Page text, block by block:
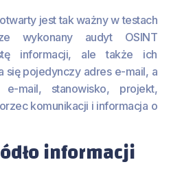
jest tak ważny w testach
wykonany audyt OSINT
informacji, ale także ich
się pojedynczy adres e-mail, a
mail, stanowisko, projekt,
komunikacji i informacja o
informacji